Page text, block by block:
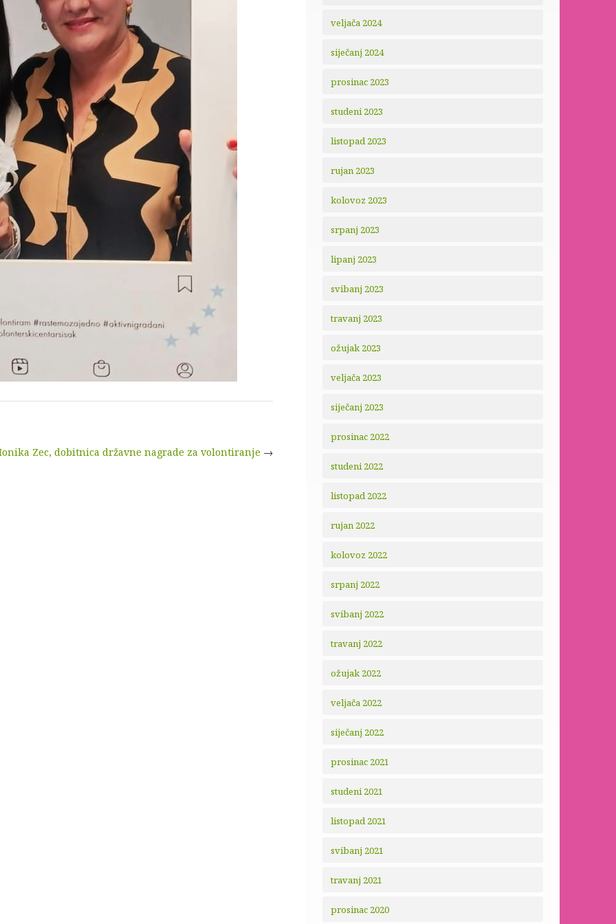
Zec, dobitnica državne nagrade za volontiranje →
veljača 2024
siječanj 2024
prosinac 2023
studeni 2023
listopad 2023
rujan 2023
kolovoz 2023
srpanj 2023
lipanj 2023
svibanj 2023
travanj 2023
ožujak 2023
veljača 2023
siječanj 2023
prosinac 2022
studeni 2022
listopad 2022
rujan 2022
kolovoz 2022
srpanj 2022
svibanj 2022
travanj 2022
ožujak 2022
veljača 2022
siječanj 2022
prosinac 2021
studeni 2021
listopad 2021
svibanj 2021
travanj 2021
prosinac 2020